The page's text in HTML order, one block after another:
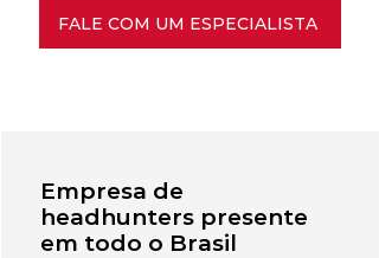
FALE COM UM ESPECIALISTA
Empresa de
headhunters presente
em todo o Brasil